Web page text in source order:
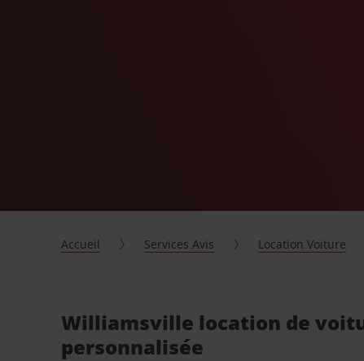
Accueil Services Avis Location Voiture
Williamsville location de
personnalisée